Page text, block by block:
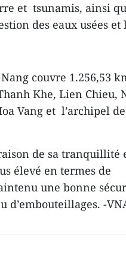
et tsunamis, ainsi
des eaux usées et
couvre 1.256,53
Khe, Lien Chieu,
Vang et l’archipel
de sa tranquillité
élevé en termes de
une bonne
d’embouteillages. -